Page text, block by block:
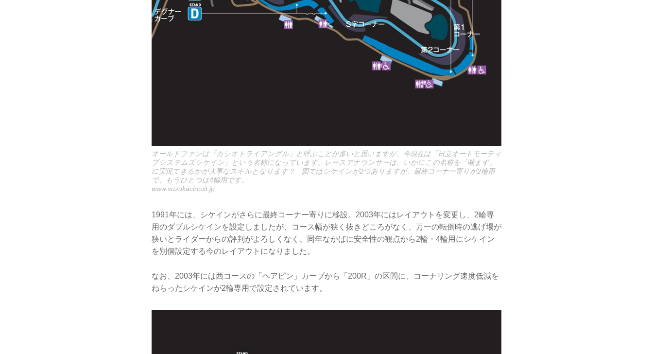
オールドファンは「カシオトライアングル」と呼ぶことが多いと思いますが、今現在は「日立オートモーティ
ブシステムズシケイン」という名称になっています。レースアナウンサーは、いかにこの名称を「噛まず」
に実況できるかが大事なスキルとなります？ 図ではシケインが2つありますが、最終コーナー寄りが2輪用
で、もうひとつは4輪用です。
www.suzukacircuit.jp
1991年には、シケインがさらに最終コーナー寄りに移設。2003年にはレイアウトを変更し、2輪専
用のダブルシケインを設定しましたが、コース幅が狭く抜きどころがなく、万一の転倒時の逃げ場が
狭いとライダーからの評判がよろしくなく、同年なかばに安全性の観点から2輪・4輪用にシケイン
を別個設定する今のレイアウトになりました。
なお、2003年には西コースの「ヘアピン」カーブから「200R」の区間に、コーナリング速度低減を
ねらったシケインが2輪専用で設定されています。